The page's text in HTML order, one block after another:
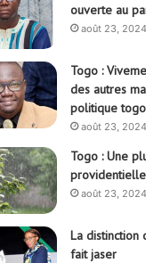
ouverte au
août 23, 2024
Togo :
des autres
politique
août 23, 2024
Togo : Une
août 23, 2024
La distinction
fait jaser